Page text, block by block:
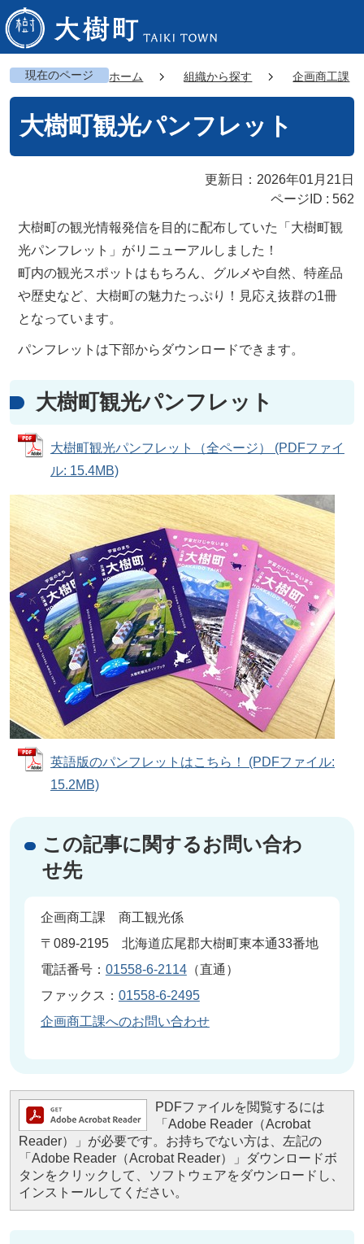
現在のページ ホーム 組織から探す 企画商工課
大樹町観光パンフレット
更新日：2026年01月21日
ページID :562
大樹町の観光情報発信を目的に配布していた「大樹町観
光パンフレット」がリニューアルしました！
町内の観光スポットはもちろん、グルメや自然、特産品
や歴史など、大樹町の魅力たっぷり！見応え抜群の1冊
となっています。
パンフレットは下部からダウンロードできます。
大樹町観光パンフレット
大樹町観光パンフレット（全ページ） (PDFファイ
ル: 15.4MB)
英語版のパンフレットはこちら！ (PDFファイル:
15.2MB)
この記事に関するお問い合わ
せ先
企画商工課 商工観光係
〒089-2195 北海道広尾郡大樹町東本通33番地
電話番号： 01558-6-2114（直通）
ファックス： 01558-6-2495
企画商工課へのお問い合わせ
PDFファイルを閲覧するには
「Adobe Reader（Acrobat
Reader）」が必要です。お持ちでない方は、左記の
「Adobe Reader（Acrobat Reader）」ダウンロードボ
タンをクリックして、ソフトウェアをダウンロードし、
インストールしてください。